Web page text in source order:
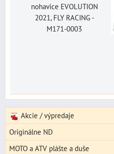
nohavice EVOLUTION
2021, FLY RACING -
M171-0003
Akcie / výpredaje
Originálne ND
MOTO a ATV plášte a duše